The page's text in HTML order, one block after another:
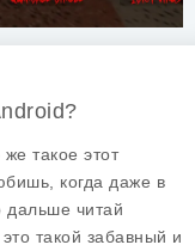
такое этот
когда даже в
дальше читай
такой забавный и